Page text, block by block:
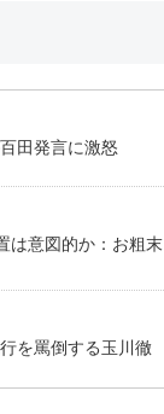
田発言に激怒
は意図的か：お粗末
を罵倒する玉川徹